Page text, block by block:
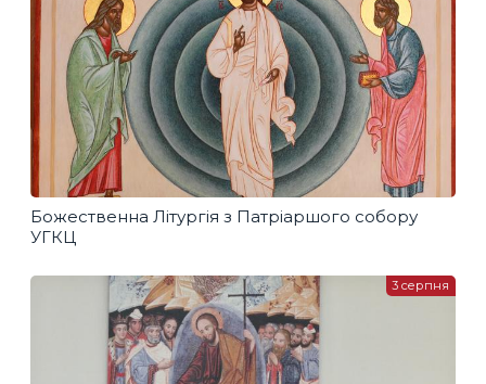
Божественна Літургія з Патріаршого собору
УГКЦ
3 серпня